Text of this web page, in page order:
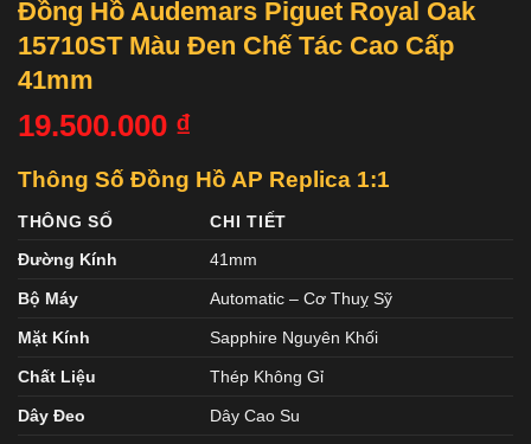
Đồng Hồ Audemars Piguet Royal Oak
15710ST Màu Đen Chế Tác Cao Cấp
41mm
19.500.000 ₫
Thông Số Đồng Hồ AP Replica 1:1
THÔNG SỐ
CHI TIẾT
Đường Kính
41mm
Bộ Máy Automatic – Cơ Thuỵ Sỹ
Mặt Kính Sapphire Nguyên Khối
Chất Liệu Thép Không Gỉ
Dây Đeo Dây Cao Su